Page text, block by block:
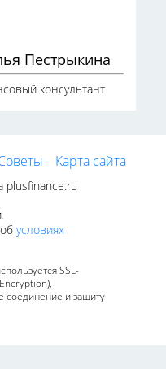
Пестрыкина
консультант
Карта сайта
условиях
SSL-
соединение и защиту